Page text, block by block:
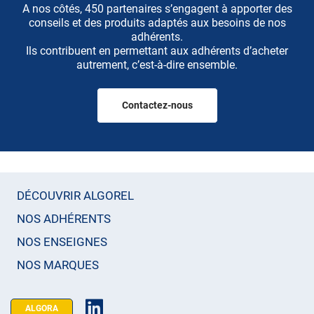
A nos côtés, 450 partenaires s’engagent à apporter des
conseils et des produits adaptés aux besoins de nos
adhérents.
Ils contribuent en permettant aux adhérents d’acheter
autrement, c’est-à-dire ensemble.
Contactez-nous
DÉCOUVRIR ALGOREL
NOS ADHÉRENTS
NOS ENSEIGNES
NOS MARQUES
ALGORA